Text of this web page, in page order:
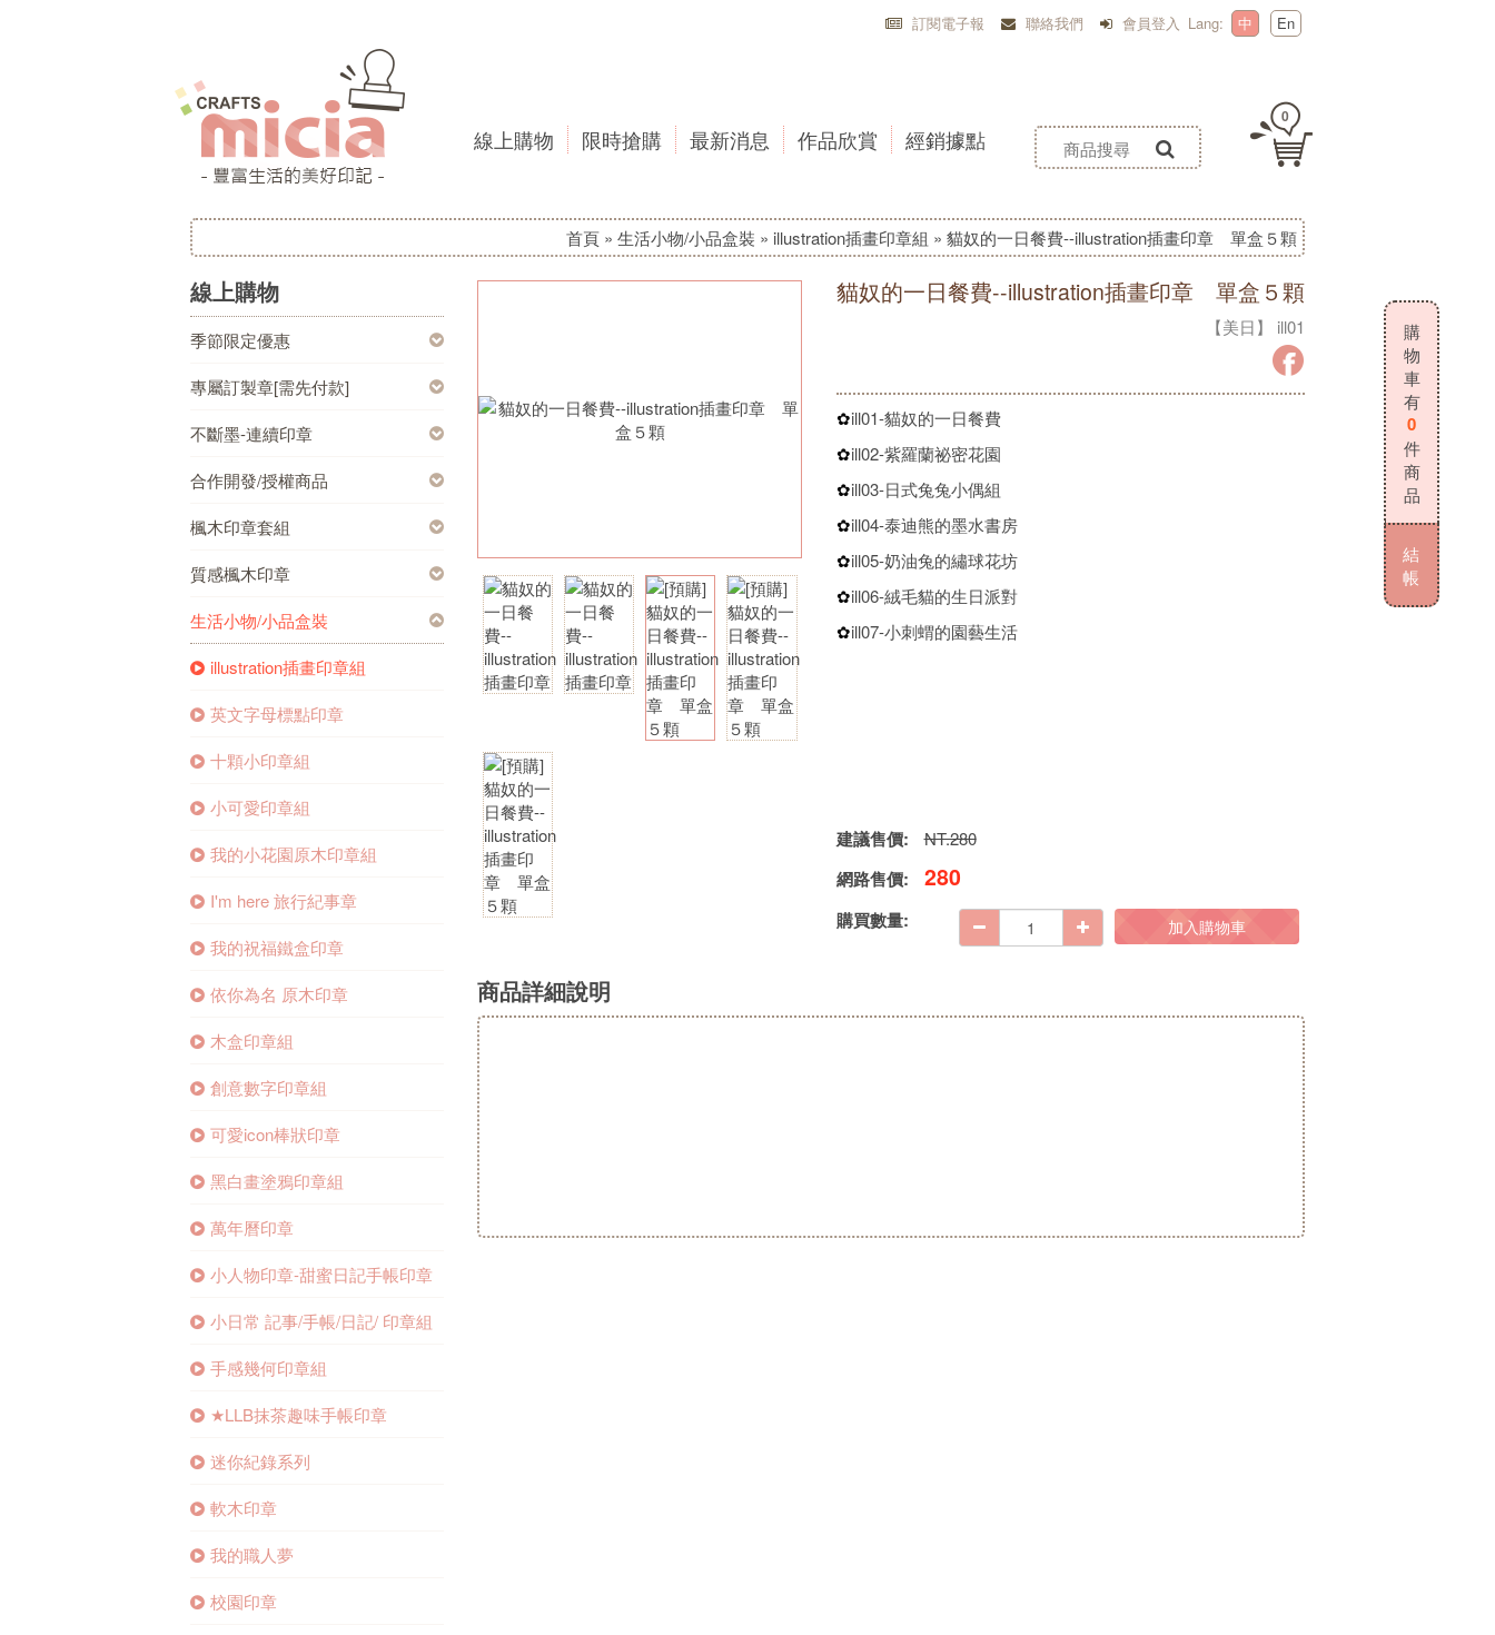
訂閱電子報 聯絡我們 會員登入 Lang: 中 En
線上購物 限時搶購 最新消息 作品欣賞 經銷據點
0
首頁 » 生活小物/小品盒裝 » illustration插畫印章組 » 貓奴的一日餐費--illustration插畫印章 單盒５顆
線上購物
季節限定優惠
專屬訂製章[需先付款]
不斷墨-連續印章
合作開發/授權商品
楓木印章套組
質感楓木印章
生活小物/小品盒裝
illustration插畫印章組
英文字母標點印章
十顆小印章組
小可愛印章組
我的小花園原木印章組
I'm here 旅行紀事章
我的祝福鐵盒印章
依你為名 原木印章
木盒印章組
創意數字印章組
可愛icon棒狀印章
黑白畫塗鴉印章組
萬年曆印章
小人物印章-甜蜜日記手帳印章
小日常 記事/手帳/日記/ 印章組
手感幾何印章組
★LLB抹茶趣味手帳印章
迷你紀錄系列
軟木印章
我的職人夢
校園印章
貓奴的一日餐費--illustration插畫印章 單盒５顆
【美日】 ill01
✿ill01-貓奴的一日餐費
✿ill02-紫羅蘭祕密花園
✿ill03-日式兔兔小偶組
✿ill04-泰迪熊的墨水書房
✿ill05-奶油兔的繡球花坊
✿ill06-絨毛貓的生日派對
✿ill07-小刺蝟的園藝生活
建議售價: NT.280
網路售價: 280
購買數量: 加入購物車
商品詳細說明
購
物
車
有
0
件
商
品
結
帳